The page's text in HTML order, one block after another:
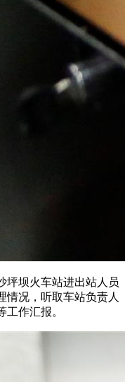
坪坝火车站进出站人员
情况，听取车站负责人
作汇报。